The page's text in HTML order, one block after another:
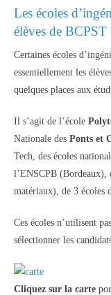
Les écoles
élèves de BCPST
Certaines écoles
essentiellement les
quelques places aux
Il s’agit de l’école
Nationale des Ponts et
Tech, des écoles
l’ENSCPB (Bordeaux),
matériaux), de 3 écoles
Ces écoles n’utilisent
sélectionner les
Cliquez sur la carte